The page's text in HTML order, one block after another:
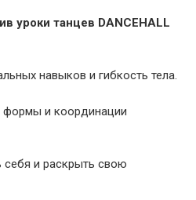
уроки танцев DANCEHALL
навыков и гибкость тела.
формы и координации
и раскрыть свою